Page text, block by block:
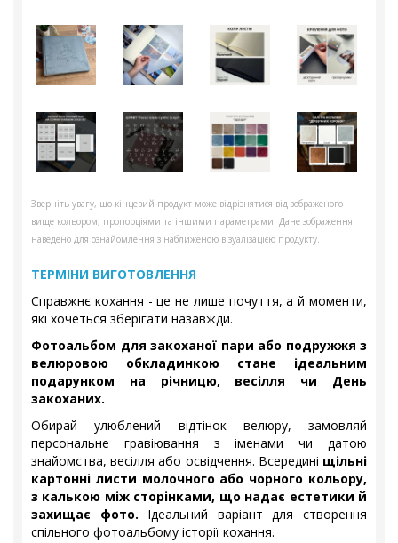
Зверніть увагу, що кінцевий продукт може відрізнятися від зображеного
вище кольором, пропорціями та іншими параметрами. Дане зображення
наведено для ознайомлення з наближеною візуалізацією продукту.
ТЕРМІНИ ВИГОТОВЛЕННЯ
Справжнє кохання - це не лише почуття, а й моменти,
які хочеться зберігати назавжди.
Фотоальбом для закоханої пари або подружжя з
велюровою обкладинкою стане ідеальним
подарунком на річницю, весілля чи День
закоханих.
Обирай улюблений відтінок велюру, замовляй
персональне гравіювання з іменами чи датою
знайомства, весілля або освідчення. Всередині щільні
картонні листи молочного або чорного кольору,
з калькою між сторінками, що надає естетики й
захищає фото. Ідеальний варіант для створення
спільного фотоальбому історії кохання.